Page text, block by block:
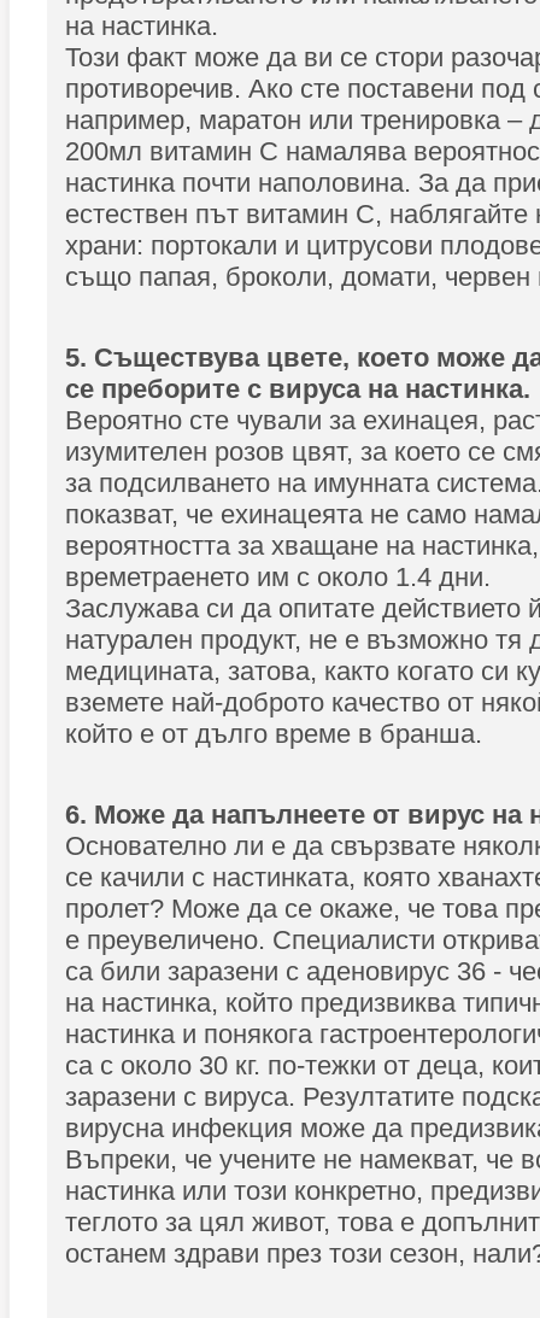
на настинка.
Този факт може да ви се стори
противоречив. Ако сте поставени под
например, маратон или тренировка –
200мл витамин C намалява
настинка почти наполовина. За да
естествен път витамин C, наблягайте
храни: портокали и цитрусови
също папая, броколи, домати, червен
5. Съществува цвете, което може
се преборите с вируса на настинка.
Вероятно сте чували за ехинацея,
изумителен розов цвят, за което се
за подсилването на имунната
показват, че ехинацеята не само
вероятността за хващане на
времетраенето им с около 1.4 дни.
Заслужава си да опитате действието
натурален продукт, не е възможно тя
медицината, затова, както когато си
вземете най-доброто качество от
който е от дълго време в бранша.
6. Може да напълнеете от вирус на
Основателно ли е да свързвате
се качили с настинката, която
пролет? Може да се окаже, че това
е преувеличено. Специалисти
са били заразени с аденовирус 36 -
на настинка, който предизвиква
настинка и понякога
са с около 30 кг. по-тежки от деца,
заразени с вируса. Резултатите
вирусна инфекция може да
Въпреки, че учените не намекват, че
настинка или този конкретно,
теглото за цял живот, това е
останем здрави през този сезон,